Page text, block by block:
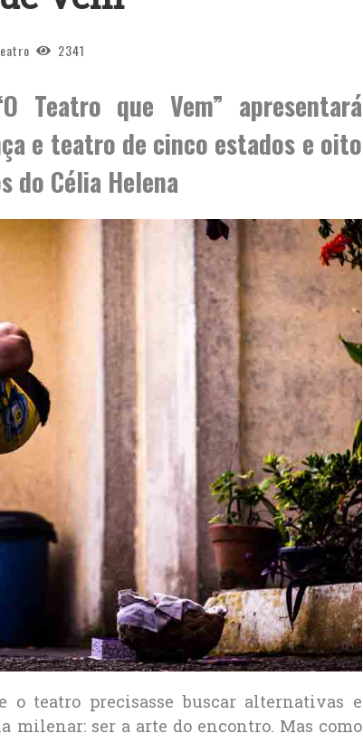
2341
que Vem” apresentará
e teatro de cinco estados e oito
do Célia Helena
o teatro precisasse buscar alternativas e
milenar: ser a arte do encontro. Mas como